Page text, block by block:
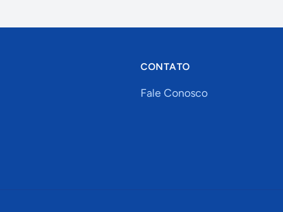
CONTATO
Fale Conosco